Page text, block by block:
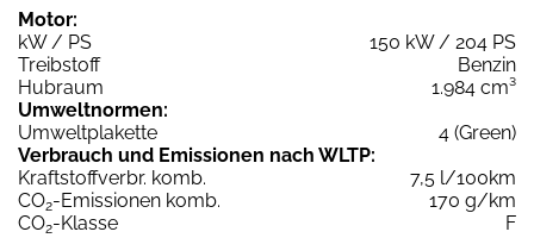
Motor:
kW / PS
150 kW / 204 PS
Treibstoff
Benzin
Hubraum
1.984 cm³
Umweltnormen:
Umweltplakette
4 (Green)
Verbrauch und Emissionen nach WLTP:
Kraftstoffverbr. komb.
7,5 l/100km
CO2-Emissionen komb.
170 g/km
CO2-Klasse
F